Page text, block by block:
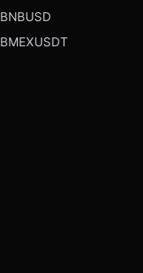
BNBUSD
BMEXUSDT